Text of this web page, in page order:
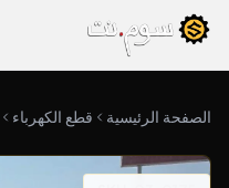
الصفحة الرئيسية قطع الكهرباء